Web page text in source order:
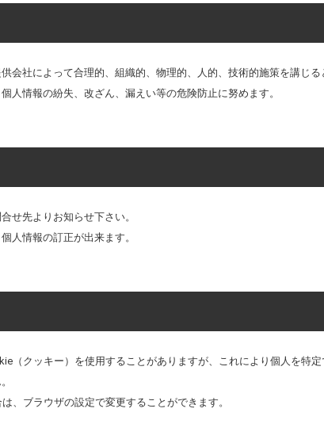
会社によって合理的、組織的、物理的、人的、技術的施策を講じ
人情報の紛失、改ざん、漏えい等の危険防止に努めます。
せ先よりお知らせ下さい。
人情報の訂正が出来ます。
（クッキー）を使用することがありますが、これにより個人を特
、ブラウザの設定で変更することができます。